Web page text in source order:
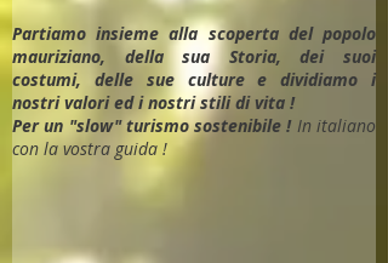
Partiamo insieme alla scoperta del popolo
mauriziano, della sua Storia, dei suoi
costumi, delle sue culture e dividiamo i
nostri valori ed i nostri stili di vita !
Per un "slow" turismo sostenibile !In italiano
con la vostra guida !